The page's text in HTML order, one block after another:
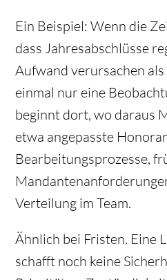
Ein Beispiel: Wenn die
dass Jahresabschlüsse
Aufwand verursachen
einmal nur eine
beginnt dort, wo daraus
etwa angepasste
Bearbeitungsprozesse,
Verteilung im Team.
Ähnlich bei Fristen. Eine
schafft noch keine